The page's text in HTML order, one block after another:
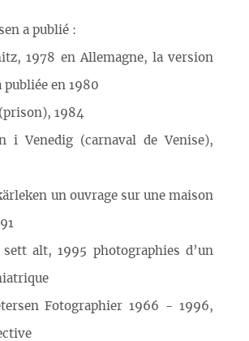
a publié :
1978 en Allemagne, la version
publiée en 1980
1984
i Venedig (carnaval de Venise),
un ouvrage sur une maison
alt, 1995 photographies d’un
Fotographier 1966 - 1996,